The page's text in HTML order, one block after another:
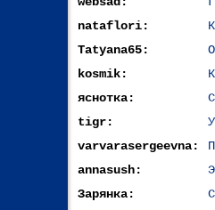
nataflori:
Tatyana65:
kosmik:
яснотка:
tigr:
varvarasergeevna:
annasush:
Зарянка: